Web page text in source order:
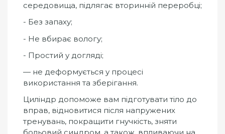
середовища, підлягає вторинній переробці;
- Без запаху;
- Не вбирає вологу;
- Простий у догляді;
— не деформується у процесі
використання та зберігання.
Циліндр допоможе вам підготувати тіло до
вправ, відновитися після напружених
тренувань, покращити гнучкість, зняти